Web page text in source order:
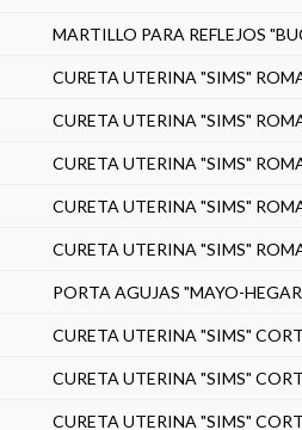
MARTILLO PARA REFLEJOS
CURETA UTERINA "SIMS"
CURETA UTERINA "SIMS"
CURETA UTERINA "SIMS"
CURETA UTERINA "SIMS"
CURETA UTERINA "SIMS"
PORTA AGUJAS "MAYO-
CURETA UTERINA "SIMS"
CURETA UTERINA "SIMS"
CURETA UTERINA "SIMS"